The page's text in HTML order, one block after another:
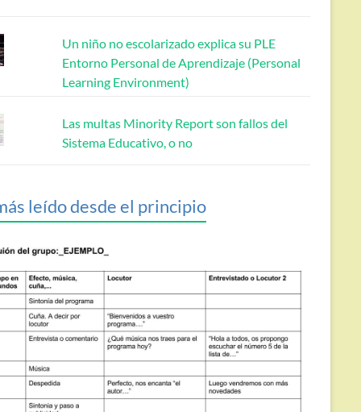
Un niño no escolarizado explica su PLE
Entorno Personal de Aprendizaje (Personal
Learning Environment)
Las multas Minority Report son fallos del
Sistema Educativo, o no
leído desde el principio